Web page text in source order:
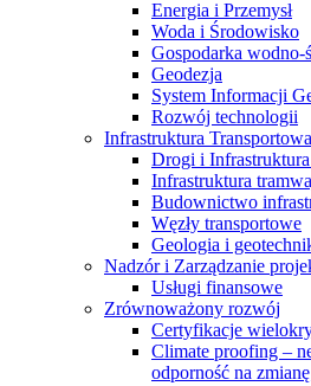
Energia i Przemysł
Woda i Środowisko
Gospodarka wodno-
Geodezja
System Informacji
Rozwój technologii
Infrastruktura Transportowa
Drogi i
Infrastruktura
Budownictwo
Węzły transportowe
Geologia i
Nadzór i Zarządzanie
Usługi finansowe
Zrównoważony rozwój
Certyfikacje
Climate proofing –
odporność na